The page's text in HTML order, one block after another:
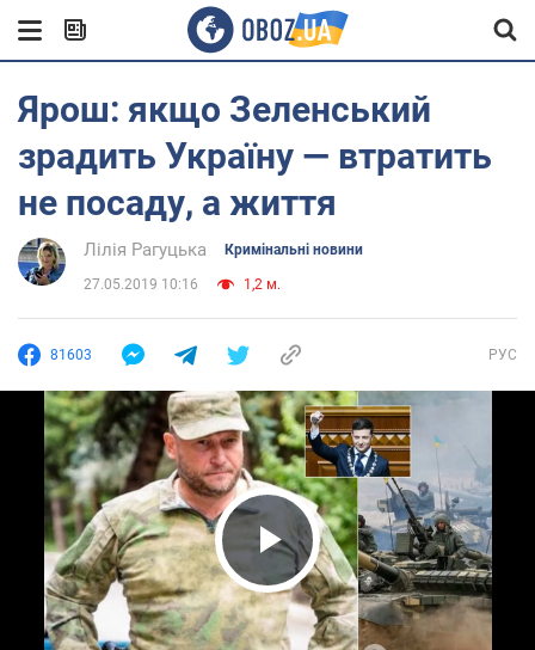
Ярош: якщо Зеленський
зрадить Україну — втратить
не посаду, а життя
Лілія Рагуцька Кримінальні новини
27.05.2019 10:16 1,2 м.
81603 РУС
Play Video